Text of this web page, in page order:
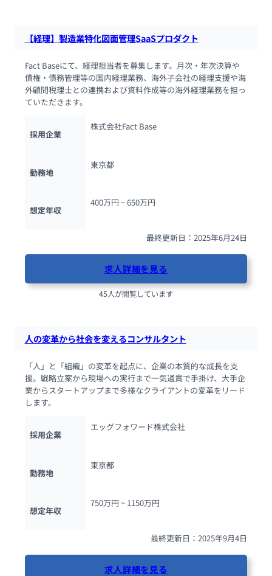
【経理】製造業特化図面管理SaaSプロダクト
Fact Baseにて、経理担当者を募集します。月次・年次決算や
債権・債務管理等の国内経理業務、海外子会社の経理支援や海
外顧問税理士との連携および資料作成等の海外経理業務を担っ
ていただきます。
採用企業
株式会社Fact Base
勤務地
東京都
想定年収
400万円 ~ 650万円
最終更新日：2025年6月24日
求人詳細を見る
45人が閲覧しています
人の変革から社会を変えるコンサルタント
「人」と「組織」の変革を起点に、企業の本質的な成長を支
援。戦略立案から現場への実行まで一気通貫で手掛け、大手企
業からスタートアップまで多様なクライアントの変革をリード
します。
採用企業
エッグフォワード株式会社
勤務地
東京都
想定年収
750万円 ~ 1150万円
最終更新日：2025年9月4日
求人詳細を見る